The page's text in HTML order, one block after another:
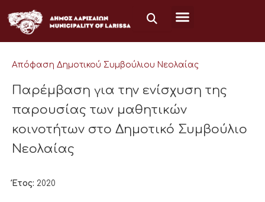
στο
περιεχόμενο
Απόφαση Δημοτικού Συμβούλιου Νεολαίας
Παρέμβαση για την ενίσχυση της
παρουσίας των μαθητικών
κοινοτήτων στο Δημοτικό Συμβούλιο
Νεολαίας
Έτος: 2020